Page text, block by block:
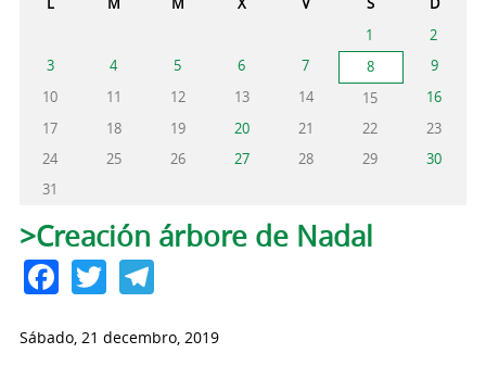
L M M X V S
D
1
2
3
4 5 6 7 8
9
10
11 12 13 14 15
16
17
18 19 20 21 22
23
24
25 26 27 28 29
30
31
Pestanas principais
>Creación árbore de Nadal
Facebook
TwitterTelegram
Sábado, 21 decembro, 2019